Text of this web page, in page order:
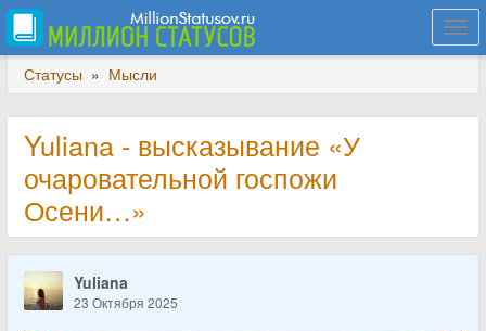
Статусы » Мысли
Yuliana - высказывание «У
очаровательной госпожи
Осени…»
Yuliana
23 Октября 2025